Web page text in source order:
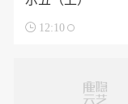
 12:10